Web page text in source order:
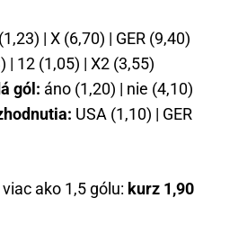
| X (6,70) | GER (9,40)
| 12 (1,05) | X2 (3,55)
gól: áno (1,20) | nie (4,10)
USA (1,10) | GER
ako 1,5 gólu: kurz 1,90